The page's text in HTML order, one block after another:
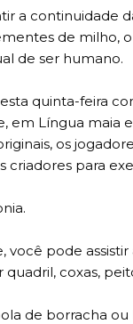
a continuidade
de milho,
de ser humano.
quinta-feira
em Língua maia
os
criadores para
você pode
quadril, coxas,
de borracha ou